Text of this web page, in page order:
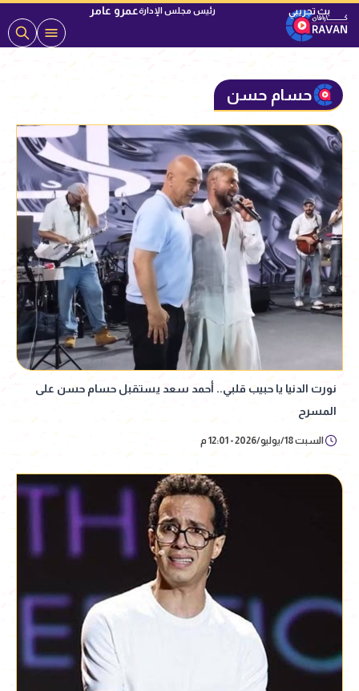
رئيس مجلس الإدارةعمرو عامر
حسام حسن
نورت الدنيا يا حبيب قلبي.. أحمد سعد يستقبل حسام حسن على
المسرح
السبت 18/يوليو/2026 - 12:01 م